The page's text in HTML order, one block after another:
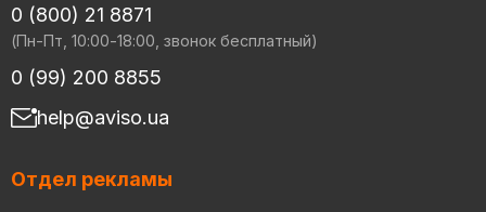
0 (800) 21 8871
(Пн-Пт, 10:00-18:00, звонок бесплатный)
0 (99) 200 8855
help@aviso.ua
Отдел рекламы